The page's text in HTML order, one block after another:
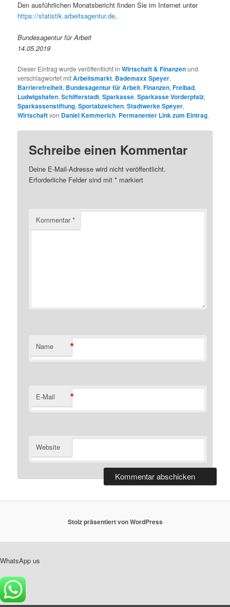
Den ausführlichen Monatsbericht finden Sie im Internet unter
https://statistik.arbeitsagentur.de.
Bundesagentur für Arbeit
14.05.2019
Dieser Eintrag wurde veröffentlicht inWirtschaft & Finanzenund
verschlagwortet mitArbeitsmarkt, Bademaxx Speyer,
Barrierefreiheit, Bundesagentur für Arbeit,Finanzen,Freibad,
Ludwigshafen,Schifferstadt,Sparkasse,Sparkasse Vorderpfalz,
Sparkassenstiftung,Sportabzeichen,Stadtwerke Speyer,
Wirtschaftvon Daniel Kemmerich. Permanenter Link zum Eintrag.
Schreibe einen Kommentar
Deine E-Mail-Adresse wird nicht veröffentlicht.
Erforderliche Felder sind mit* markiert
Kommentar*
Name *
E-Mail *
Website
Stolz präsentiert von WordPress
WhatsApp us